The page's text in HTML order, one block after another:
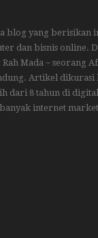
blog yang berisikan
dan bisnis online.
Mada ~ seorang
Artikel dikurasi
dari 8 tahun di
internet